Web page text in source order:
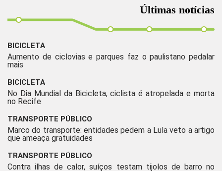
Últimas notícias
BICICLETA
Aumento de ciclovias e parques faz o paulistano pedalar
mais
BICICLETA
No Dia Mundial da Bicicleta, ciclista é atropelada e morta
no Recife
TRANSPORTE PÚBLICO
Marco do transporte: entidades pedem a Lula veto a artigo
que ameaça gratuidades
TRANSPORTE PÚBLICO
Contra ilhas de calor, suíços testam tijolos de barro no